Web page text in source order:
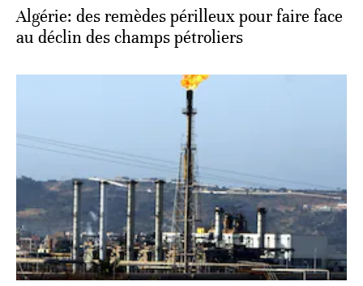
Algérie: des remèdes périlleux pour faire face
au déclin des champs pétroliers